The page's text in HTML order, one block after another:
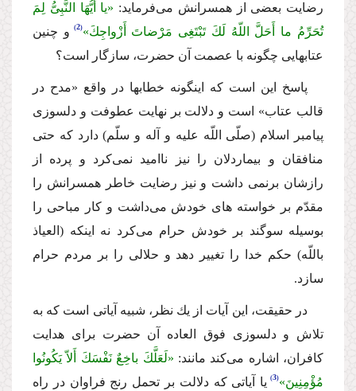
رضایت بعضى از همسرانش مى‌فرماید: «یا أَیُّهَا النَّبِیُّ لِمَ
تُحَرِّمُ ما أَحَلَّ اللّهُ لَكَ تَبْتَغِی مَرْضاتَ أَزْواجِكَ» 2
و چنین
عتابهایى چگونه با عصمت آن حضرت، سازگار است؟
پاسخ این است كه اینگونه خطابها در واقع «مدح در
قالب عتاب» است و دلالت بر نهایت عطوفت و دلسوزى
پیامبر اسلام (صلّى اللّه علیه و آله و سلّم) دارد كه حتى
منافقان و بیماردلان را نیز ناامید نمى‌كرد و پرده از
رازشان برنمى داشت و نیز رضایت خاطر همسرانش را
مقدّم بر خواسته هاى خودش مى‌داشت و كار مباحى را
بوسیله سوگند بر خودش حرام مى‌كرد نه اینكه (العیاذ
باللّه) حكم خدا را تغییر دهد و حلالى را بر مردم حرام
سازد.
در حقیقت، این آیات از یك نظر، شبیه آیاتى است كه به
تلاش و دلسوزى فوق العاده آن حضرت براى هدایت
كافران، اشاره مى‌كند مانند: «لَعَلَّكَ باخِعٌ نَفْسَكَ أَلاّ یَكُونُوا
مُؤْمِنِینَ» 3
یا آیاتى كه دلالت بر تحمل رنج فراوان در راه